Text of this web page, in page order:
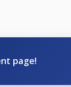
page!